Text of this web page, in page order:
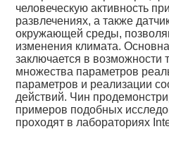
человеческую активность
развлечениях, а также
окружающей среды,
изменения климата.
заключается в возможности
множества параметров
параметров и реализации
действий. Чин
примеров подобных
проходят в лабораториях